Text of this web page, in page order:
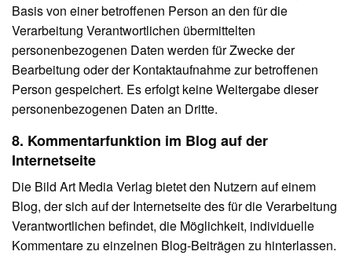
Basis von einer betroffenen Person an den für die
Verarbeitung Verantwortlichen übermittelten
personenbezogenen Daten werden für Zwecke der
Bearbeitung oder der Kontaktaufnahme zur betroffenen
Person gespeichert. Es erfolgt keine Weitergabe dieser
personenbezogenen Daten an Dritte.
8. Kommentarfunktion im Blog auf der
Internetseite
Die Bild Art Media Verlag bietet den Nutzern auf einem
Blog, der sich auf der Internetseite des für die Verarbeitung
Verantwortlichen befindet, die Möglichkeit, individuelle
Kommentare zu einzelnen Blog-Beiträgen zu hinterlassen.